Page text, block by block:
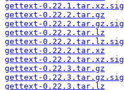
gettext-0.22.1.tar.xz.sig
gettext-0.22.2.tar.gz
gettext-0.22.2.tar.gz.sig
gettext-0.22.2.tar.lz
gettext-0.22.2.tar.lz.sig
gettext-0.22.2.tar.xz
gettext-0.22.2.tar.xz.sig
gettext-0.22.3.tar.gz
gettext-0.22.3.tar.gz.sig
gettext-0.22.3.tar.lz